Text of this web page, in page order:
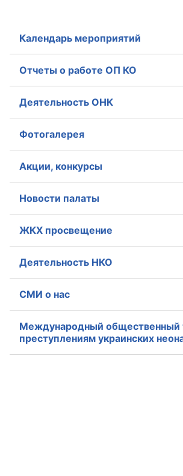
Календарь мероприятий
Отчеты о работе ОП КО
Деятельность ОНК
Фотогалерея
Акции, конкурсы
Новости палаты
ЖКХ просвещение
Деятельность НКО
СМИ о нас
Международный общественный
преступлениям украинских